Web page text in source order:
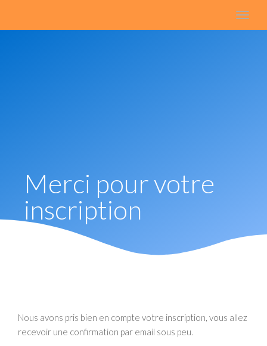
Merci pour votre
inscription
Nous avons pris bien en compte votre inscription, vous allez
recevoir une confirmation par email sous peu.